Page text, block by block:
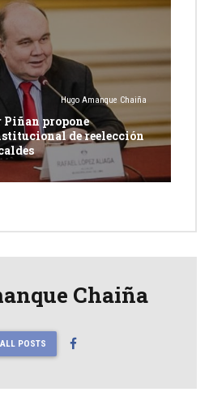
Hugo Amanque Chaiña
propone
de reelección
Chaiña
POSTS